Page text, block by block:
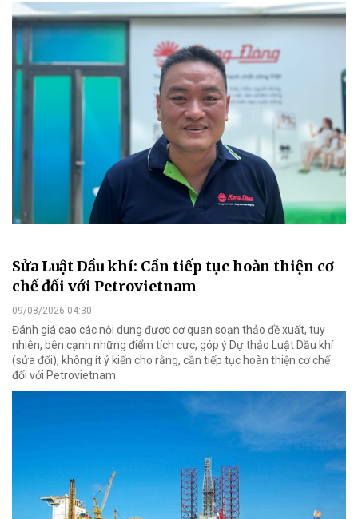
Sửa Luật Dầu khí: Cần tiếp tục hoàn thiện cơ
chế đối với Petrovietnam
09/08/2026 04:30
Đánh giá cao các nội dung được cơ quan soạn thảo đề xuất, tuy
nhiên, bên cạnh những điểm tích cực, góp ý Dự thảo Luật Dầu khí
(sửa đổi), không ít ý kiến cho rằng, cần tiếp tục hoàn thiện cơ chế
đối với Petrovietnam.